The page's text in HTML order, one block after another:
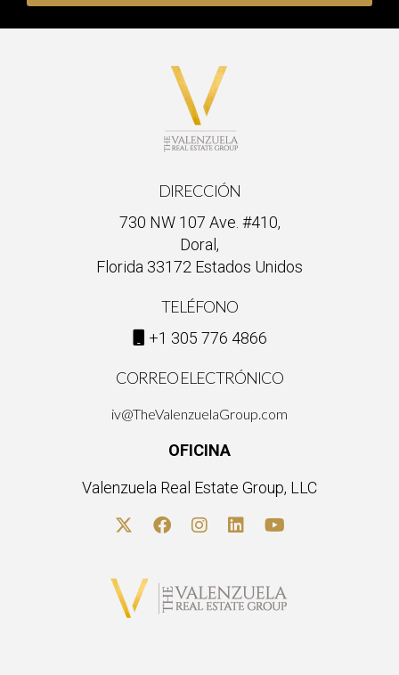
DIRECCIÓN
730 NW 107 Ave. #410,
Doral,
Florida 33172 Estados Unidos
TELÉFONO
+1 305 776 4866
CORREO ELECTRÓNICO
iv@TheValenzuelaGroup.com
OFICINA
Valenzuela Real Estate Group, LLC